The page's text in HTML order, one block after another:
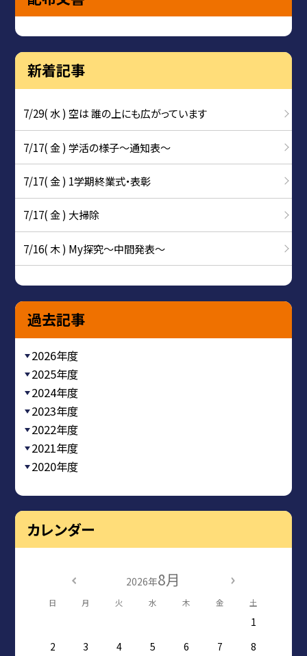
新着記事
7/29( 水 ) 空は 誰の上にも広がっています
7/17( 金 ) 学活の様子〜通知表〜
7/17( 金 ) 1学期終業式・表彰
7/17( 金 ) 大掃除
7/16( 木 ) My探究～中間発表～
過去記事
2026年度
2025年度
2024年度
2023年度
2022年度
2021年度
2020年度
カレンダー
2026年8月
日 月 火 水 木 金 土
1
2
3 4 5 6 7
8